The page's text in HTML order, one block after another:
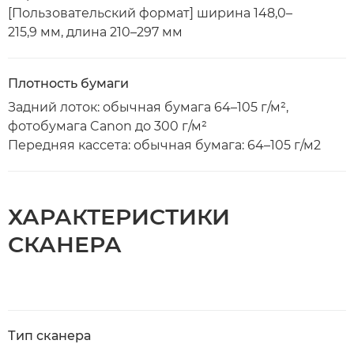
[Пользовательский формат] ширина 148,0–
215,9 мм, длина 210–297 мм
Плотность бумаги
Задний лоток: обычная бумага 64–105 г/м²,
фотобумага Canon до 300 г/м²
Передняя кассета: обычная бумага: 64–105 г/м2
ХАРАКТЕРИСТИКИ
СКАНЕРА
Тип сканера